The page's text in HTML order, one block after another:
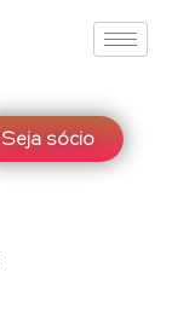
Seja sócio